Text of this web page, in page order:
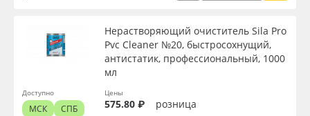
Нерастворяющий очиститель Sila Pro
Pvc Cleaner №20, быстросохнущий,
антистатик, профессиональный, 1000
мл
Цены
575.80 ₽ розница
Доступно
МСК
СПБ